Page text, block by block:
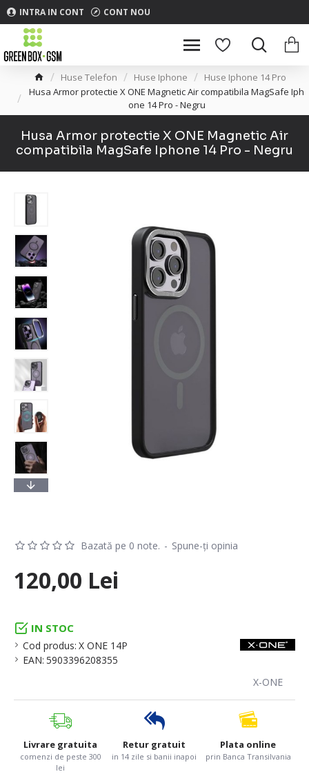
INTRA IN CONT CONT NOU
Huse Telefon Huse Iphone
Huse Iphone 14 Pro
Husa Armor protectie X ONE Magnetic Air compatibila MagSafe Iph
one 14 Pro - Negru
Husa Armor protectie X ONE Magnetic Air
compatibila MagSafe Iphone 14 Pro - Negru
IN STOC
Cod produs: X ONE 14P
EAN: 5903396208355
X-ONE
Bazată pe 0 note. - Spune-ţi opinia
120,00 Lei
Livrare gratuita
comenzi de peste 300
lei
Retur gratuit
in 14 zile si banii inapoi
Plata online
prin Banca Transilvania